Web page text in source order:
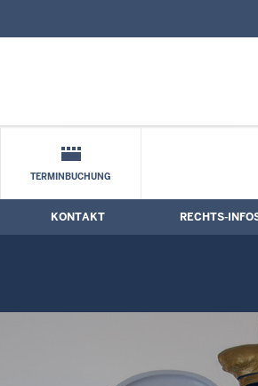
TERMINBUCHUNG
KONTAKT RECHTS-